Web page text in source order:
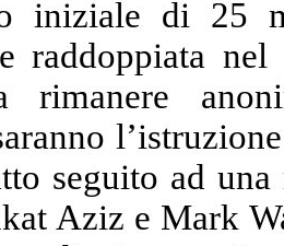
iniziale di 25
raddoppiata
rimanere
seguito ad
Aziz e Mark